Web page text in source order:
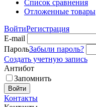
Список сравнения
Отложенные товары
ВойтиРегистрация
E-mail
ПарольЗабыли пароль?
Создать учетную запись
Антибот
Запомнить
Войти
Контакты